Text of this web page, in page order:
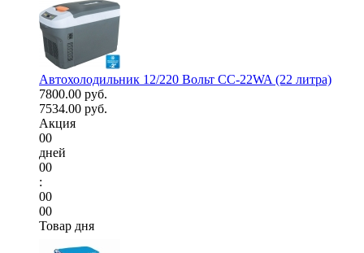
Автохолодильник 12/220 Вольт CC-22WA (22 литра)
7800.00 руб.
7534.00 руб.
Акция
00
дней
00
:
00
00
Товар дня